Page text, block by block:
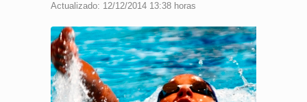
Actualizado: 12/12/2014 13:38 horas